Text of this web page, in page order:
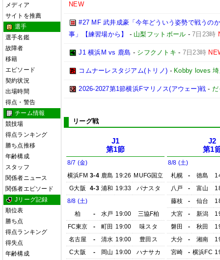
メディア
サイトを推薦
選手
選手名鑑
故障者
移籍
エピソード
契約状況
出場時間
得点・警告
チーム情報
競技場
得点ランキング
勝ち点推移
年齢構成
スタッフ
関係者ニュース
関係者エピソード
Jリーグ記録
順位表
勝ち点
得点ランキング
得失点
年齢構成
NEW
#27 MF 武井成豪「今年どういう姿勢で戦うの
事」【練習場から】
- 山梨フットボール -7日23時
J1 横浜M vs 鹿島 - シフクノトキ - 7日23時
コムナーレスタジアム(トリノ) - Kobby loves
2026-2027第1節横浜Fマリノス(アウェー)戦 -
リーグ戦
J1
第1節
8/7 (金)
横浜FM 3-4 鹿島 19:26 MUFG国立
G大阪
4-3 浦和 19:33
パナスタ
8/8 (土)
柏
- 水戸 19:00
三協F柏
FC東京
- 町田 19:00
味スタ
名古屋
- 清水 19:00
豊田ス
C大阪
- 岡山 19:00
ハナサカ
J2
第1
8/8 (土)
札幌
- 徳島
八戸
- 富山
藤枝
- 仙台
大宮
- 新潟
磐田
- 秋田
大分
- 湘南
宮崎
- 横浜FC